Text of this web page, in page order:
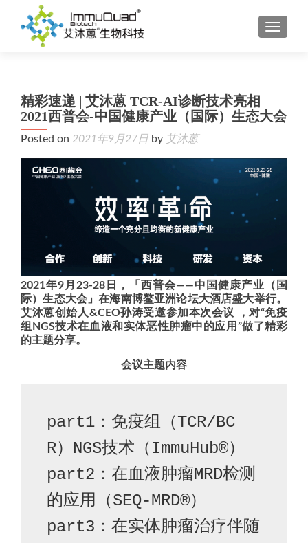
精彩速递 | 艾沐蒽 TCR-AI诊断技术亮相
2021西普会-中国健康产业（国际）生态大会
Posted on 2021年9月27日 by 艾沐蒽
2021年9月23-28日，「西普会——中国健康产业（国
际）生态大会」在海南博鳌亚洲论坛大酒店盛大举行。
艾沐蒽创始人&CEO孙涛受邀参加本次会议 ，对“免疫
组NGS技术在血液和实体恶性肿瘤中的应用”做了精彩
的主题分享。
会议主题内容
part1：免疫组（TCR/BC
R）NGS技术（ImmuHub®）
part2：在血液肿瘤MRD检测
的应用（SEQ-MRD®）
part3：在实体肿瘤治疗伴随